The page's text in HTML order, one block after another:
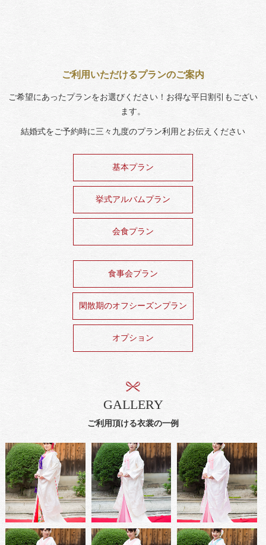
ご利用いただけるプランのご案内
ご希望にあったプランをお選びください！お得な平日割引もござい
ます。
結婚式をご予約時に三々九度のプラン利用とお伝えください
基本プラン
挙式アルバムプラン
会食プラン
食事会プラン
閑散期のオフシーズンプラン
オプション
ご利用頂ける衣裳の一例
GALLERY